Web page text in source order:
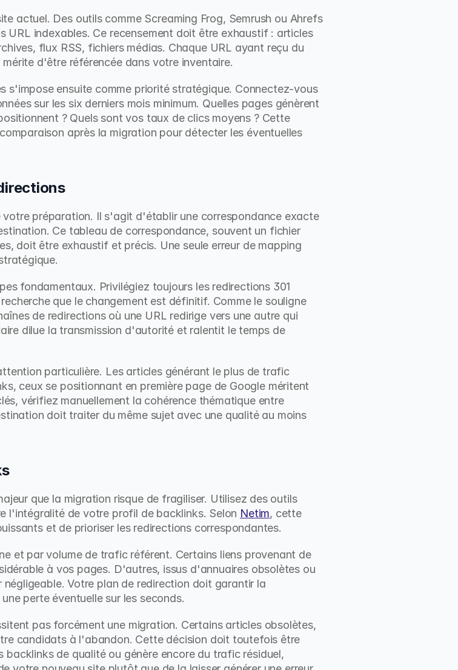
actuel. Des outils comme Screaming Frog, Semrush ou Ahrefs
indexables. Ce recensement doit être exhaustif : articles
flux RSS, fichiers médias. Chaque URL ayant reçu du
d'être référencée dans votre inventaire.
s'impose ensuite comme priorité stratégique. Connectez-vous
sur les six derniers mois minimum. Quelles pages génèrent
? Quels sont vos taux de clics moyens ? Cette
après la migration pour détecter les éventuelles
préparation. Il s'agit d'établir une correspondance exacte
Ce tableau de correspondance, souvent un fichier
doit être exhaustif et précis. Une seule erreur de mapping
fondamentaux. Privilégiez toujours les redirections 301
(permanentes) pour signaler aux moteurs de recherche que le changement est définitif. Comme le souligne
de redirections où une URL redirige vers une autre qui
dilue la transmission d'autorité et ralentit le temps de
particulière. Les articles générant le plus de trafic
ceux se positionnant en première page de Google méritent
vérifiez manuellement la cohérence thématique entre
doit traiter du même sujet avec une qualité au moins
que la migration risque de fragiliser. Utilisez des outils
l'intégralité de votre profil de backlinks. Selon Netim, cette
et de prioriser les redirections correspondantes.
et par volume de trafic référent. Certains liens provenant de
à vos pages. D'autres, issus d'annuaires obsolètes ou
Votre plan de redirection doit garantir la
perte éventuelle sur les seconds.
pas forcément une migration. Certains articles obsolètes,
candidats à l'abandon. Cette décision doit toutefois être
backlinks de qualité ou génère encore du trafic résiduel,